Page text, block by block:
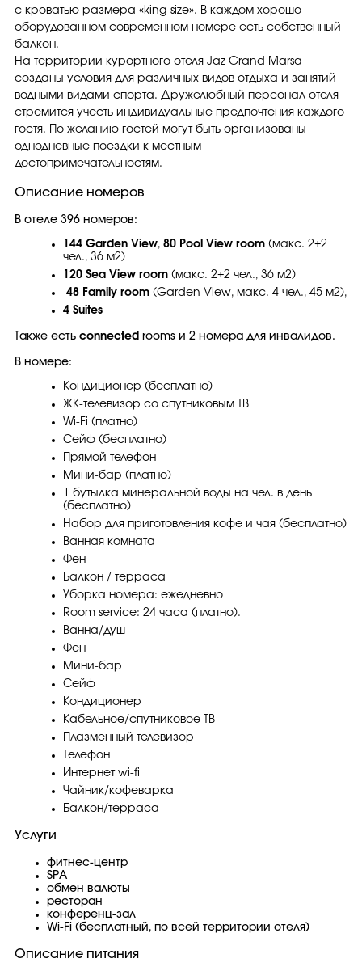
с кроватью размера «king-size». В каждом хорошо
оборудованном современном номере есть собственный
балкон.
На территории курортного отеля Jaz Grand Marsa
созданы условия для различных видов отдыха и занятий
водными видами спорта. Дружелюбный персонал отеля
стремится учесть индивидуальные предпочтения каждого
гостя. По желанию гостей могут быть организованы
однодневные поездки к местным
достопримечательностям.
Описание номеров
В отеле 396 номеров:
144 Garden View, 80 Pool View room (макс. 2+2
чел., 36 м2)
20 Sea View room (макс. 2+2 чел., 36 м2)
48 Family room (Garden View, макс. 4 чел., 45 м2),
4 Suites
Также есть connected rooms и 2 номера для инвалидов.
В номере:
Кондиционер (бесплатно)
ЖК-телевизор со спутниковым ТВ
Wi-Fi (платно)
Сейф (бесплатно)
Прямой телефон
Мини-бар (платно)
1 бутылка минеральной воды на чел. в день
(бесплатно)
Набор для приготовления кофе и чая (бесплатно)
Ванная комната
Фен
Балкон / терраса
Уборка номера: ежедневно
Room service: 24 часа (платно).
Ванна/душ
Фен
Мини-бар
Сейф
Кондиционер
Кабельное/спутниковое ТВ
Плазменный телевизор
Телефон
Интернет wi-fi
Чайник/кофеварка
Балкон/терраса
Услуги
фитнес-центр
SPA
обмен валюты
ресторан
конференц-зал
Wi-Fi (бесплатный, по всей территории отеля)
Описание питания